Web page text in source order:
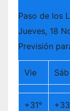
Paso de los
Jueves, 18
Previsión
Vie Sáb
+31° +